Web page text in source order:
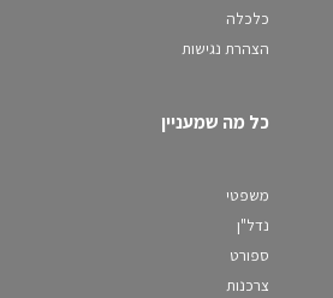
כלכלה
הצהרת נגישות
כל מה שמעניין
משפטי
נדל"ן
ספורט
צרכנות